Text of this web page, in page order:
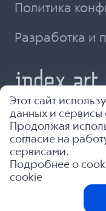
Политика
Разработка и
Этот сайт
данных и сервисы
Продолжая
согласие на
сервисами.
Подробнее о
cookie